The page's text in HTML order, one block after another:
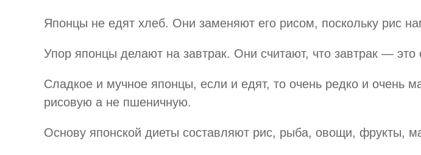
Японцы не едят хлеб. Они заменяют его рисом, поскольку рис
Упор японцы делают на завтрак. Они считают, что завтрак — это
Сладкое и мучное японцы, если и едят, то очень редко и очень
рисовую а не пшеничную.
Основу японской диеты составляют рис, рыба, овощи, фрукты,